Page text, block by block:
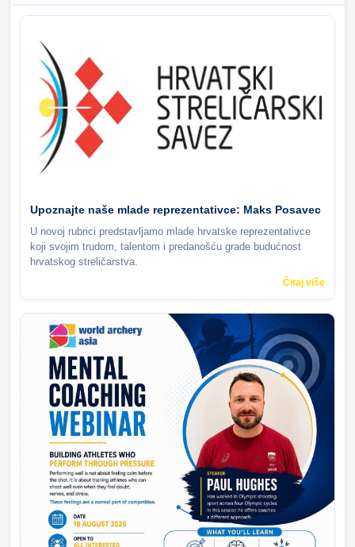
Upoznajte naše mlade reprezentativce: Maks Posavec
U novoj rubrici predstavljamo mlade hrvatske reprezentativce
koji svojim trudom, talentom i predanošću grade budućnost
hrvatskog streličarstva.
Čitaj više